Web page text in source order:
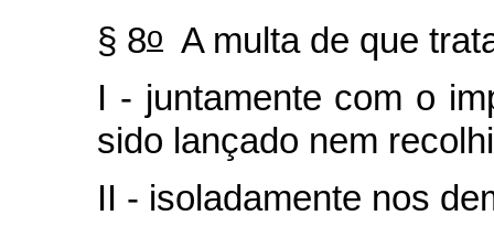
§ 8o A multa de que
I - juntamente com o
sido lançado nem
II - isoladamente nos